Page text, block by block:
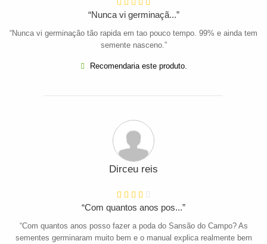
“Nunca vi germinaçã...”
“Nunca vi germinação tão rapida em tao pouco tempo. 99% e ainda tem
semente nasceno.”
Recomendaria este produto.
Dirceu reis
“Com quantos anos pos...”
“Com quantos anos posso fazer a poda do Sansão do Campo? As
sementes germinaram muito bem e o manual explica realmente bem